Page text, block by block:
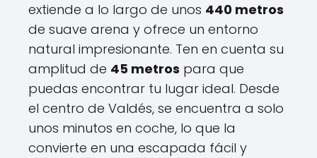
extiende a lo largo de unos 440 metros
de suave arena y ofrece un entorno
natural impresionante. Ten en cuenta su
amplitud de 45 metros para que
puedas encontrar tu lugar ideal. Desde
el centro de Valdés, se encuentra a solo
unos minutos en coche, lo que la
convierte en una escapada fácil y